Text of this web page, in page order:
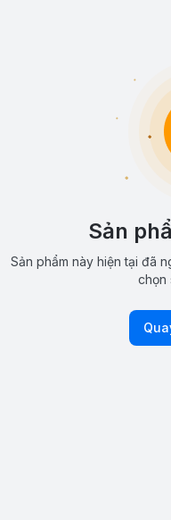
Sản
Sản phẩm này hiện tại đã
chọn